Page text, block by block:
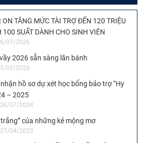
ON TĂNG MỨC TÀI TRỢ ĐẾN 120 TRIỆU
100 SUẤT DÀNH CHO SINH VIÊN
07/2026
2026 sẵn sàng lăn bánh
02/2026
hồ sơ dự xét học bổng bảo trợ “Hy
– 2025
07/2024
của những kẻ mộng mơ
04/2023